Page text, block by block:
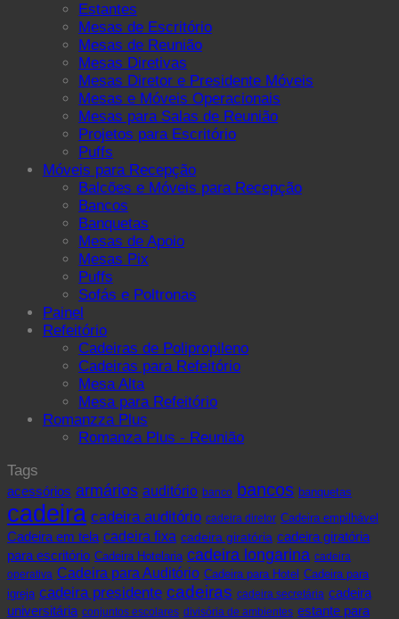
Estantes
Mesas de Escritório
Mesas de Reunião
Mesas Diretivas
Mesas Diretor e Presidente Móveis
Mesas e Móveis Operacionais
Mesas para Salas de Reunião
Projetos para Escritório
Puffs
Móveis para Recepção
Balcões e Móveis para Recepção
Bancos
Banquetas
Mesas de Apoio
Mesas Pix
Puffs
Sofás e Poltronas
Painel
Refeitório
Cadeiras de Polipropileno
Cadeiras para Refeitório
Mesa Alta
Mesa para Refeitório
Romanzza Plus
Romanza Plus - Reunião
Tags
acessórios armários auditório banco bancos banquetas
cadeira cadeira auditório cadeira diretor Cadeira empilhável
Cadeira em tela cadeira fixa cadeira giratória cadeira giratória
para escritório Cadeira Hotelaria cadeira longarina cadeira
operativa Cadeira para Auditório Cadeira para Hotel Cadeira para
igreja cadeira presidente cadeiras cadeira secretária cadeira
universitária conjuntos escolares divisória de ambientes estante para